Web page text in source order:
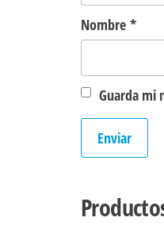
Nombre *
Guarda mi